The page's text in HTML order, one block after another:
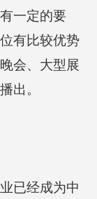
一定的要
有比较优势
会、大型展
出。
已经成为中